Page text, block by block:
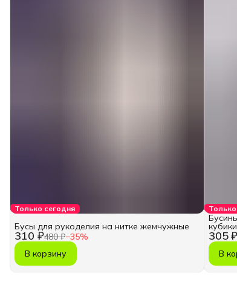
Только сегодня
310 ₽480 ₽−35%
Бусы для рукоделия на нитке жемчужные
В корзину
305
кубики
В